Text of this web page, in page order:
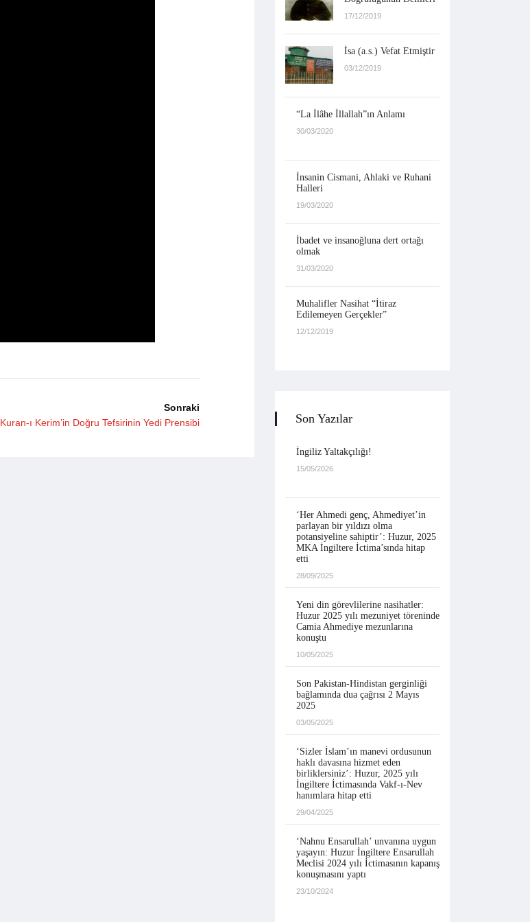
Sonraki
Kuran-ı Kerim’in Doğru Tefsirinin Yedi Prensibi
17/12/2019
İsa (a.s.) Vefat Etmiştir
03/12/2019
“La İlâhe İllallah”ın Anlamı
30/03/2020
İnsanin Cismani, Ahlaki ve Ruhani
Halleri
19/03/2020
İbadet ve insanoğluna dert ortağı
olmak
31/03/2020
Muhalifler Nasihat “İtiraz
Edilemeyen Gerçekler”
12/12/2019
Son Yazılar
İngiliz Yaltakçılığı!
15/05/2026
‘Her Ahmedi genç, Ahmediyet’in
parlayan bir yıldızı olma
potansiyeline sahiptir’: Huzur, 2025
MKA İngiltere İctima’sında hitap
etti
28/09/2025
Yeni din görevlilerine nasihatler:
Huzur 2025 yılı mezuniyet töreninde
Camia Ahmediye mezunlarına
konuştu
10/05/2025
Son Pakistan-Hindistan gerginliği
bağlamında dua çağrısı 2 Mayıs
2025
03/05/2025
‘Sizler İslam’ın manevi ordusunun
haklı davasına hizmet eden
birliklersiniz’: Huzur, 2025 yılı
İngiltere İctimasında Vakf-ı-Nev
hanımlara hitap etti
29/04/2025
‘Nahnu Ensarullah’ unvanına uygun
yaşayın: Huzur İngiltere Ensarullah
Meclisi 2024 yılı İctimasının kapanış
konuşmasını yaptı
23/10/2024